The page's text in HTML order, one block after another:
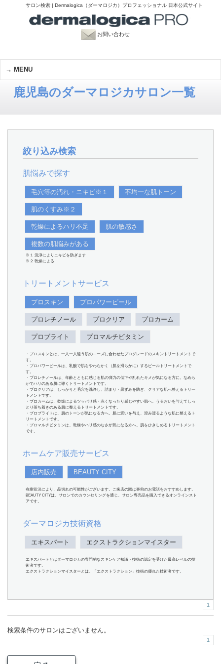
サロン検索 | Dermalogica（ダーマロジカ）プロフェッショナル 日本公式サイト
お問い合わせ
MENU
鹿児島のダーマロジカサロン一覧
絞り込み検索
肌悩みで探す
毛穴等の汚れ・ニキビ※１ 不均一な肌トーン
肌のくすみ※２
乾燥によるハリ不足 肌の敏感さ
複数の肌悩みがある
※１ 洗浄によりニキビを防ぎます
※２ 乾燥による
トリートメントサービス
プロスキン プロパワーピール
プロレチノール プロクリア プロカーム
プロブライト プロマルチビタミン
・プロスキンとは、一人一人違う肌のニーズに合わせたプログレードのスキントリートメントで
す。
・プロパワーピールは、乳酸で肌をやわらかく（肌を滑らかに）するピールトリートメントで
す。
・プロレチノールは、年齢とともに感じる肌の弾力の低下や乱れたキメが気になる方に。なめら
かでハリのある肌に導くトリートメントです。
・プロクリアは、しっかりと毛穴を洗浄し、詰まり・黒ずみを防ぎ、クリアな肌へ整えるトリー
トメントです。
・プロカームは、乾燥によるツッパリ感・赤くなったり感じやすい肌へ。うるおいを与えてしっ
とり落ち着きのある肌に整えるトリートメントです。
・プロブライトは、肌のトーンが気になる方へ。肌に潤いを与え、澄み渡るような肌に整えるト
リートメントです。
・プロマルチビタミンは、乾燥やハリ感のなさが気になる方へ。肌をひきしめるトリートメント
です。
ホームケア販売サービス
店内販売 BEAUTY CITY
在庫状況により、品切れの可能性がございます。ご来店の際は事前のお電話をおすすめします。
BEAUTY CITYは、サロンでのカウンセリングを通じ、サロン専売品を購入できるオンラインスト
アです。
ダーマロジカ技術資格
エキスパート エクストラクションマイスター
エキスパートとはダーマロジカの専門的なスキンケア知識・技術の認定を受けた最高レベルの技
術者です。
エクストラクションマイスターとは、「エクストラクション」技術の優れた技術者です。
1
検索条件のサロンはございません。
1